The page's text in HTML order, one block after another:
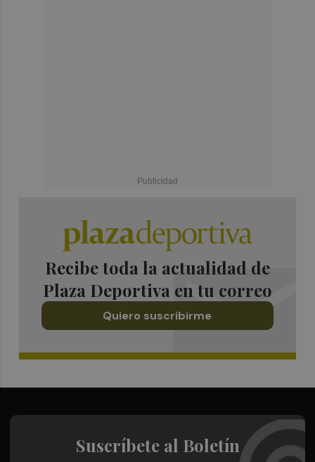
Recibe toda la actualidad de
Plaza Deportiva en tu correo
Quiero suscribirme
Suscríbete al Boletín